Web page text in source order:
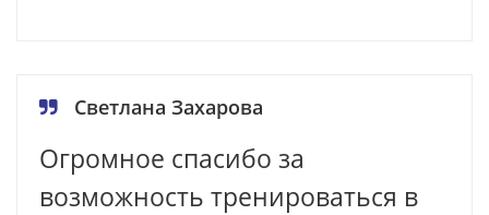
Светлана Захарова
Огромное спасибо за
возможность тренироваться в